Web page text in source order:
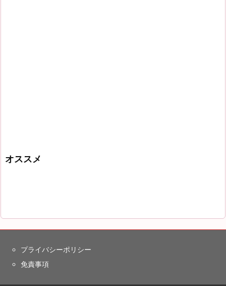
オススメ
プライバシーポリシー
免責事項